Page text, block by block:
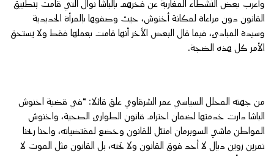
وأعرب بعض النشطاء المغاربة عن فخرهم بالباشا نوال التي قامت بتطبيق
القانون دون مراعاة لمكانة أخنوش، حيث وصفوها بالمرأة الحديدية
وسيدة المبادئ، فيما قال البعض الأخر أنها قامت بعملها فقط ولا يستحق
الأمر كل هذه الضجة.
من جهته المحلل السياسي عمر الشرقاوي علق قائلا: “في قضية اخنوش
الباشا دارت خدمتها لضمان احترام قانون الطوارئ الصحية، واخنوش
المواطن ماشي السوبرمان امتثل للقانون وخضع لمقتضياته، واحنا ربحنا
تمرين زوين ديال لا أحد فوق القانون ولا تحته، بل القانون مثل الموت لا